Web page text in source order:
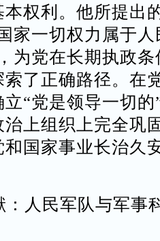
权利。他所提出
家一切权力属于人
为党在长期执政
了正确路径。在
“党是领导一切的
上组织上完全巩
和国家事业长治久
人民军队与军事